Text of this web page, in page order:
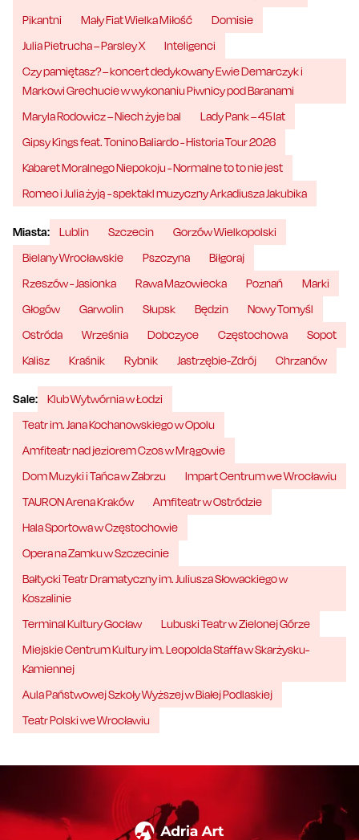
Pikantni
Mały Fiat Wielka Miłość
Domisie
Julia Pietrucha – Parsley X
Inteligenci
Czy pamiętasz? – koncert dedykowany Ewie Demarczyk i
Markowi Grechucie w wykonaniu Piwnicy pod Baranami
Maryla Rodowicz – Niech żyje bal
Lady Pank – 45 lat
Gipsy Kings feat. Tonino Baliardo - Historia Tour 2026
Kabaret Moralnego Niepokoju - Normalne to to nie jest
Romeo i Julia żyją - spektakl muzyczny Arkadiusza Jakubika
Miasta: Lublin Szczecin
Gorzów Wielkopolski
Bielany Wrocławskie
Pszczyna
Biłgoraj
Rzeszów - Jasionka
Rawa Mazowiecka Poznań
Marki
Głogów
Garwolin Słupsk Będzin
Nowy Tomyśl
Ostróda
Września Dobczyce Częstochowa
Sopot
Kalisz
Kraśnik Rybnik Jastrzębie-Zdrój Chrzanów
Sale:
Klub Wytwórnia w Łodzi
Teatr im. Jana Kochanowskiego w Opolu
Amfiteatr nad jeziorem Czos w Mrągowie
Dom Muzyki i Tańca w Zabrzu
Impart Centrum we Wrocławiu
TAURON Arena Kraków
Amfiteatr w Ostródzie
Hala Sportowa w Częstochowie
Opera na Zamku w Szczecinie
Bałtycki Teatr Dramatyczny im. Juliusza Słowackiego w
Koszalinie
Terminal Kultury Gocław
Lubuski Teatr w Zielonej Górze
Miejskie Centrum Kultury im. Leopolda Staffa w Skarżysku-
Kamiennej
Aula Państwowej Szkoły Wyższej w Białej Podlaskiej
Teatr Polski we Wrocławiu